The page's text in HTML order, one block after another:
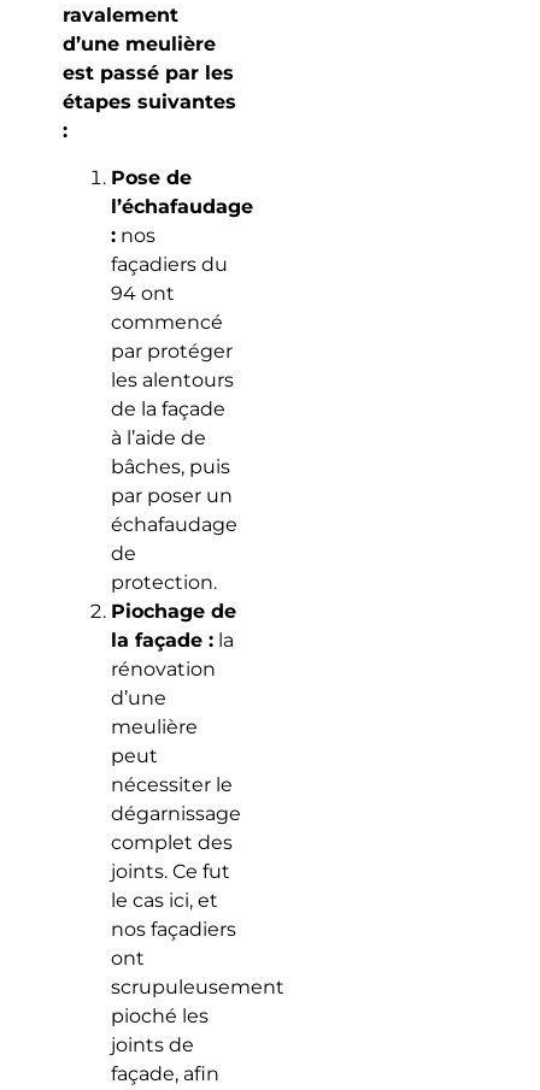
ravalement
d’une meulière
est passé par les
étapes suivantes
:
Pose de
l’échafaudage
:nos
façadiers du
94 ont
commencé
par protéger
les alentours
de la façade
à l’aide de
bâches, puis
par poser un
échafaudage
de
protection.
Piochage de
la façade :la
rénovation
d’une
meulière
peut
nécessiter le
dégarnissage
complet des
joints. Ce fut
le cas ici, et
nos façadiers
ont
scrupuleusement
pioché les
joints de
façade, afin